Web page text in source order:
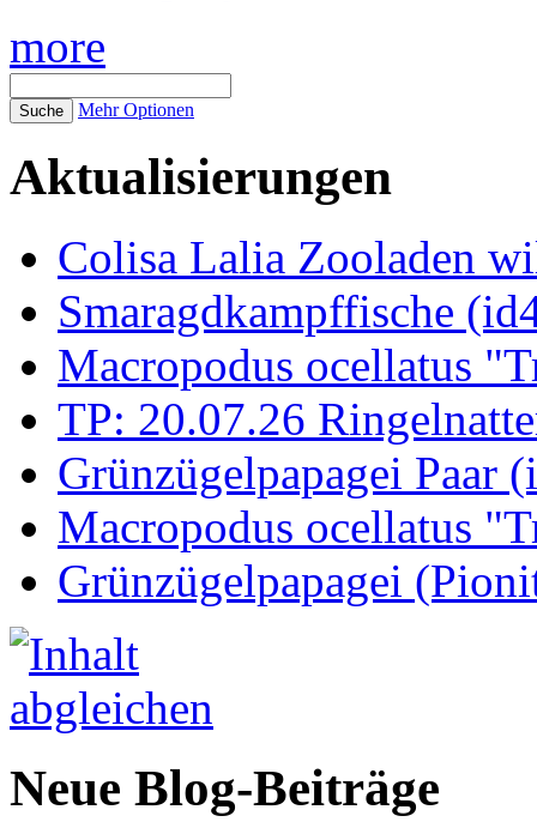
more
Mehr Optionen
Aktualisierungen
Colisa Lalia Zooladen
Smaragdkampffische
Macropodus ocellatus
TP: 20.07.26
Grünzügelpapagei Paar
Macropodus ocellatus
Grünzügelpapagei
Neue Blog-Beiträge